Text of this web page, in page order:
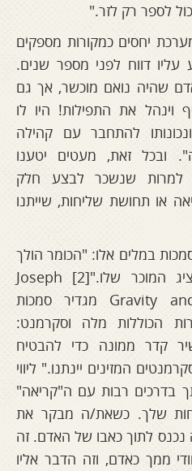
לספר רק לזר."
יחסים כמקורות מספקים
עליו דווח לפני מספר שנים.
שהיה נואם מוכשר, אך גם
וינהל את התפילות! היו לו
להתחבר עם קהילה
ובכל זאת, מעטים יטענו
למרות שנשכר לבצע חלק
או תחושת שליחות, שייתנו
במלים אלו: "הכומר הולך
לחדר החולה כי הוא הנציג המוכר שלו."[2] Joseph
Sittler בספרו Gravity and Grace מגדיר סמכות
הכוללות מלה וסקרמנט:
קדר ממונה כדי להבטיח
המזינים יינתנו." ליווי
בדרכים רבות עם ה"קריאה"
שלך. כשאת/ה מבקר את
נכנס לתוך כאבו של האדם. זה
ממך כאדם, וזה הדבר אליו